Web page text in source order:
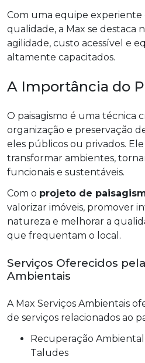
Com uma equipe experiente
qualidade, a Max se destaca
agilidade, custo acessível e
altamente capacitados.
A Importância do
O paisagismo é uma técnica
organização e preservação
eles públicos ou privados.
transformar ambientes,
funcionais e sustentáveis.
Com o projeto de
valorizar imóveis, promover
natureza e melhorar a
que frequentam o local.
Serviços Oferecidos
Ambientais
A Max Serviços Ambientais
de serviços relacionados ao
Recuperação Ambiental e Revegetação de
Taludes